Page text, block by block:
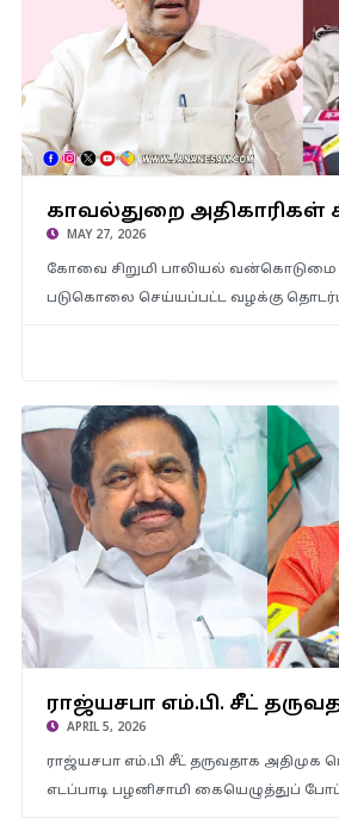
காவல்துறை அதிகாரிகள் சிரிக்கவே
அரசின் பதிலுக்கு வலுக்கும்
காவல்துறை அதிகாரிகள்
MAY 27, 2026
கோவை சிறுமி பாலியல் வன்கொடுமை
படுகொலை செய்யப்பட்ட வழக்கு
ராஜ்யசபா எம்.பி. சீட் தருவதாகக் கூறி
பழனிசாமி.. ஆதாரத்தை
ராஜ்யசபா எம்.பி. சீட்
APRIL 5, 2026
ராஜ்யசபா எம்.பி சீட் தருவதாக
எடப்பாடி பழனிசாமி கையெழுத்துப்